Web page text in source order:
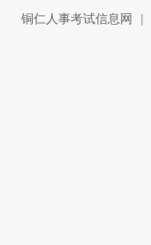
铜仁人事考试信息网
|